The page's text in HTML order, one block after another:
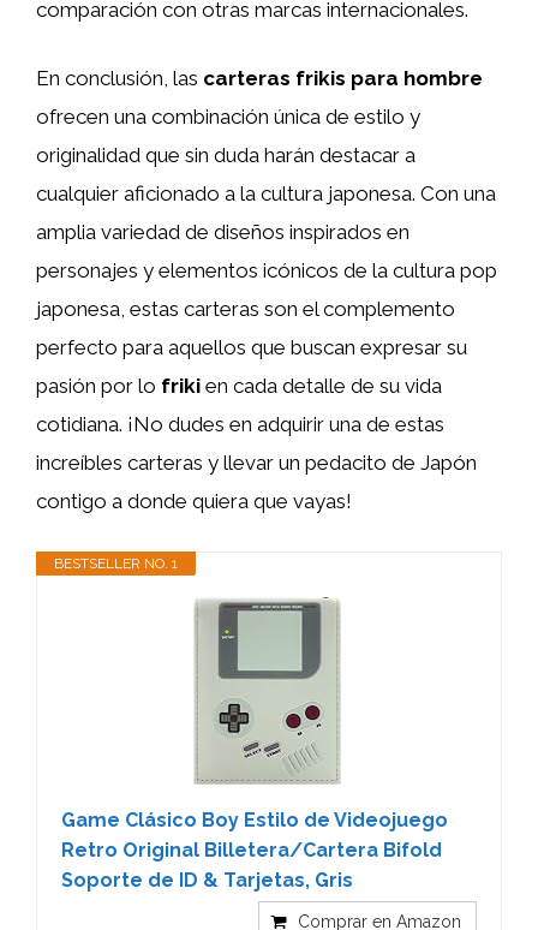
comparación con otras marcas internacionales.
En conclusión, las carteras frikis para hombre
ofrecen una combinación única de estilo y
originalidad que sin duda harán destacar a
cualquier aficionado a la cultura japonesa. Con una
amplia variedad de diseños inspirados en
personajes y elementos icónicos de la cultura pop
japonesa, estas carteras son el complemento
perfecto para aquellos que buscan expresar su
pasión por lo friki en cada detalle de su vida
cotidiana. ¡No dudes en adquirir una de estas
increíbles carteras y llevar un pedacito de Japón
contigo a donde quiera que vayas!
BESTSELLER NO. 1
Game Clásico Boy Estilo de Videojuego
Retro Original Billetera/Cartera Bifold
Soporte de ID & Tarjetas, Gris
Comprar en Amazon